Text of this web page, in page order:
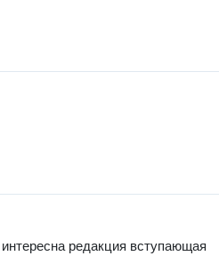
редакция вступающая